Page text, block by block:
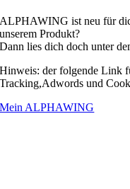
ALPHAWING ist neu für
unserem Produkt?
Dann lies dich doch unter
Hinweis: der folgende Link
Tracking,Adwords und
Mein ALPHAWING